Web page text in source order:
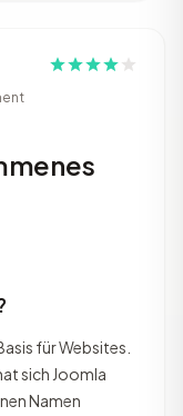
für Websites.
sich Joomla
Namen